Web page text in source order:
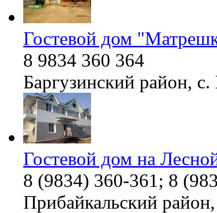
Гостевой дом
8 9834 360 364
Баргузинский район,
Гостевой дом на
8 (9834) 360-361; 8
Прибайкальский